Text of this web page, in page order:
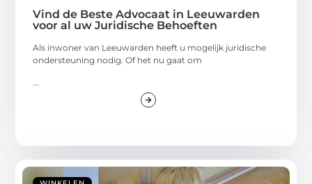
Vind de Beste Advocaat in Leeuwarden
voor al uw Juridische Behoeften
Als inwoner van Leeuwarden heeft u mogelijk juridische
ondersteuning nodig. Of het nu gaat om
...